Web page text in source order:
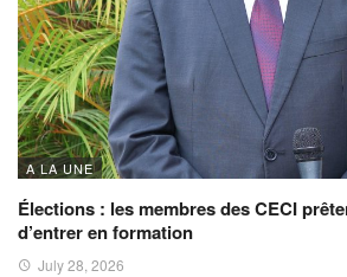
A LA UNE
Élections : les membres des CECI
d’entrer en formation
July 28, 2026